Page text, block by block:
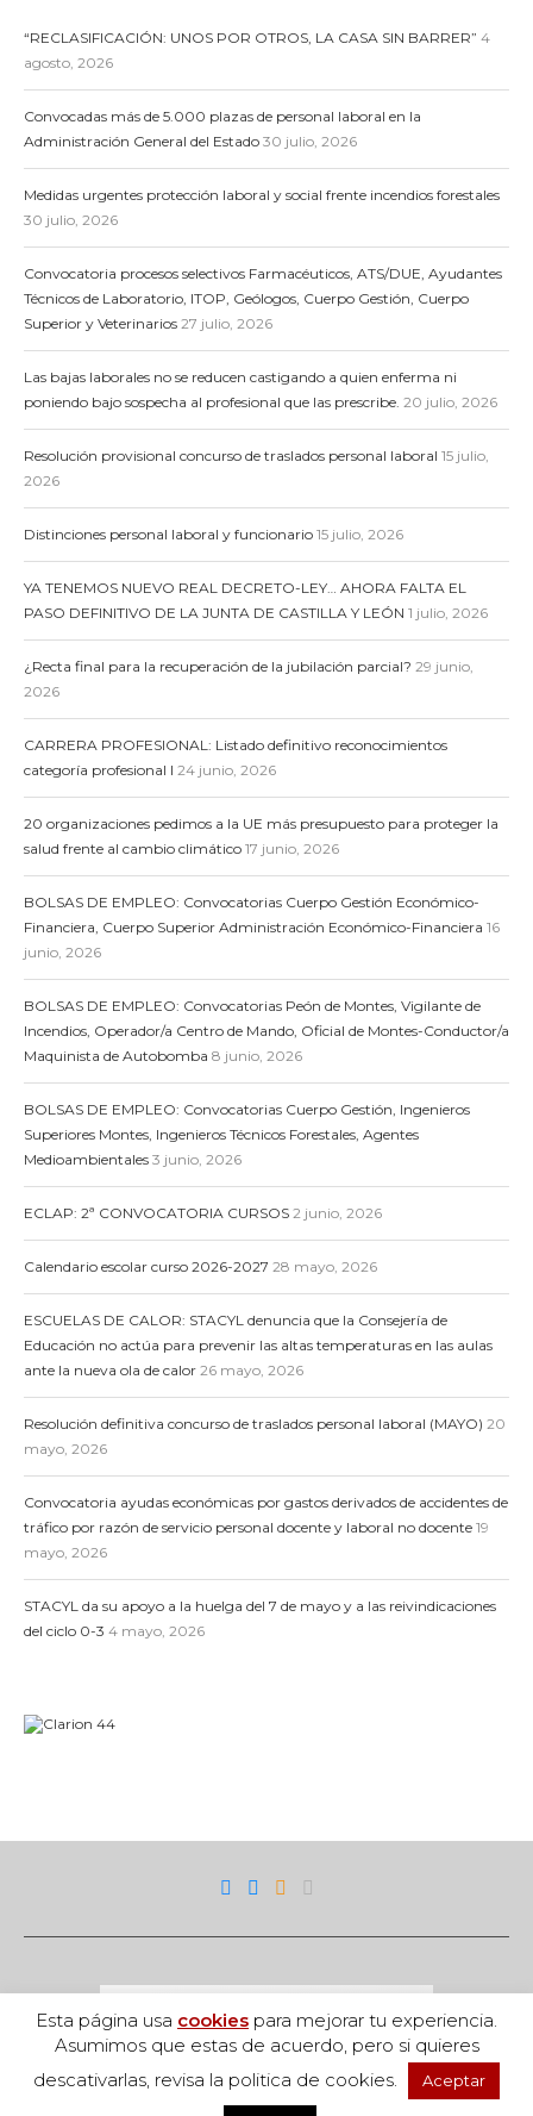
“RECLASIFICACIÓN: UNOS POR OTROS, LA CASA SIN BARRER” 4
agosto, 2026
Convocadas más de 5.000 plazas de personal laboral en la
Administración General del Estado 30 julio, 2026
Medidas urgentes protección laboral y social frente incendios forestales
30 julio, 2026
Convocatoria procesos selectivos Farmacéuticos, ATS/DUE, Ayudantes
Técnicos de Laboratorio, ITOP, Geólogos, Cuerpo Gestión, Cuerpo
Superior y Veterinarios 27 julio, 2026
Las bajas laborales no se reducen castigando a quien enferma ni
poniendo bajo sospecha al profesional que las prescribe. 20 julio, 2026
Resolución provisional concurso de traslados personal laboral 15 julio,
2026
Distinciones personal laboral y funcionario 15 julio, 2026
YA TENEMOS NUEVO REAL DECRETO-LEY… AHORA FALTA EL
PASO DEFINITIVO DE LA JUNTA DE CASTILLA Y LEÓN 1 julio, 2026
¿Recta final para la recuperación de la jubilación parcial? 29 junio,
2026
CARRERA PROFESIONAL: Listado definitivo reconocimientos
categoría profesional I 24 junio, 2026
20 organizaciones pedimos a la UE más presupuesto para proteger la
salud frente al cambio climático 17 junio, 2026
BOLSAS DE EMPLEO: Convocatorias Cuerpo Gestión Económico-
Financiera, Cuerpo Superior Administración Económico-Financiera 16
junio, 2026
BOLSAS DE EMPLEO: Convocatorias Peón de Montes, Vigilante de
Incendios, Operador/a Centro de Mando, Oficial de Montes-Conductor/a
Maquinista de Autobomba 8 junio, 2026
BOLSAS DE EMPLEO: Convocatorias Cuerpo Gestión, Ingenieros
Superiores Montes, Ingenieros Técnicos Forestales, Agentes
Medioambientales 3 junio, 2026
ECLAP: 2ª CONVOCATORIA CURSOS 2 junio, 2026
Calendario escolar curso 2026-2027 28 mayo, 2026
ESCUELAS DE CALOR: STACYL denuncia que la Consejería de
Educación no actúa para prevenir las altas temperaturas en las aulas
ante la nueva ola de calor 26 mayo, 2026
Resolución definitiva concurso de traslados personal laboral (MAYO) 20
mayo, 2026
Convocatoria ayudas económicas por gastos derivados de accidentes de
tráfico por razón de servicio personal docente y laboral no docente 19
mayo, 2026
STACYL da su apoyo a la huelga del 7 de mayo y a las reivindicaciones
del ciclo 0-3 4 mayo, 2026
Esta página usa cookies para mejorar tu experiencia.
Asumimos que estas de acuerdo, pero si quieres
descativarlas, revisa la politica de cookies.
Aceptar